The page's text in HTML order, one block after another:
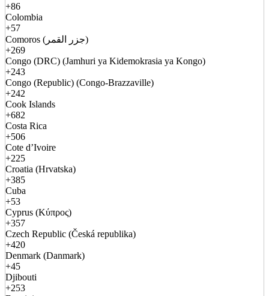
+86
Colombia
+57
Comoros (جزر القمر)
+269
Congo (DRC) (Jamhuri ya Kidemokrasia ya Kongo)
+243
Congo (Republic) (Congo-Brazzaville)
+242
Cook Islands
+682
Costa Rica
+506
Cote d’Ivoire
+225
Croatia (Hrvatska)
+385
Cuba
+53
Cyprus (Κύπρος)
+357
Czech Republic (Česká republika)
+420
Denmark (Danmark)
+45
Djibouti
+253